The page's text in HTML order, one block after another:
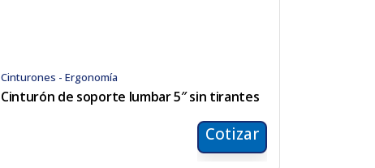
Cinturones - Ergonomía
Cinturón de soporte lumbar 5″ sin tirantes
Cotizar